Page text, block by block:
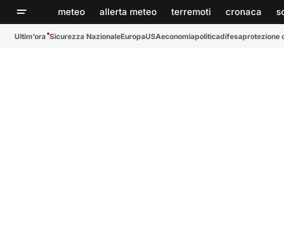
meteo allerta meteo terremoti cronaca
Ultim’ora Sicurezza NazionaleEuropaUSAeconomiapoliticadifesaprotezione